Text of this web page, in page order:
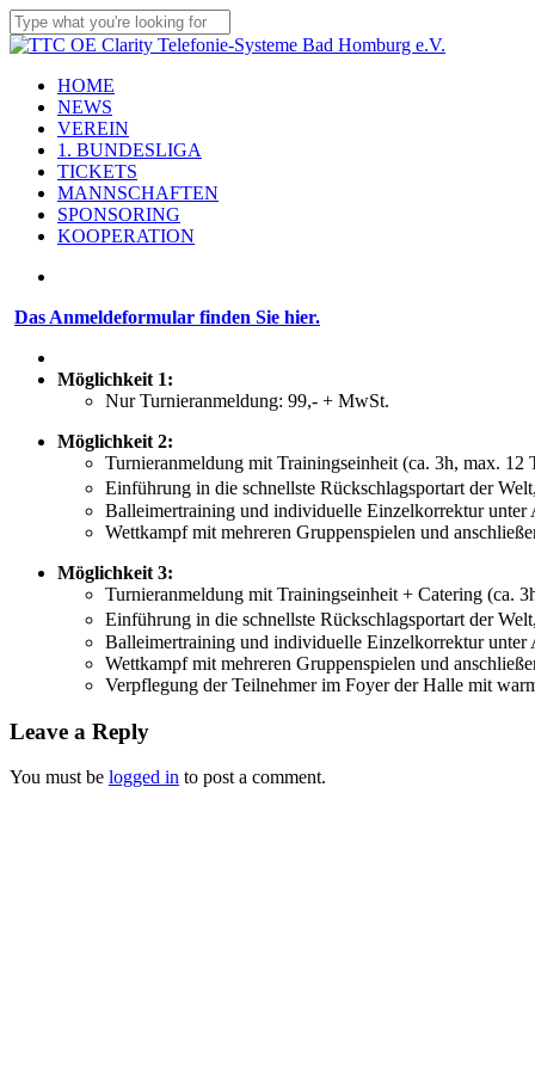
Skip
to
content
Close
Menu
HOME
NEWS
VEREIN
1. BUNDESLIGA
TICKETS
MANNSCHAFTEN
SPONSORING
KOOPERATION
Das Anmeldeformular finden Sie hier.
Möglichkeit 1:
Nur Turnieranmeldung: 99,- + MwSt.
Möglichkeit 2:
Turnieranmeldung mit Trainingseinheit (ca. 3h, max.
Einführung in die schnellste Rückschlagsportart der
Balleimertraining und individuelle Einzelkorrektur unter
Wettkampf mit mehreren Gruppenspielen und
Möglichkeit 3:
Turnieranmeldung mit Trainingseinheit + Catering (ca.
Einführung in die schnellste Rückschlagsportart der
Balleimertraining und individuelle Einzelkorrektur unter
Wettkampf mit mehreren Gruppenspielen und
Verpflegung der Teilnehmer im Foyer der Halle mit
Leave a Reply
You must be logged in to post a comment.